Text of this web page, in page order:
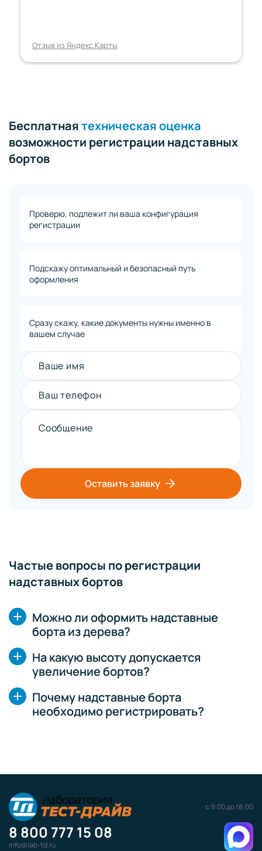
Отзыв из Яндекс.Карты
Бесплатнаятехническая оценка
возможности регистрации надставных
бортов
Проверю, подлежит ли ваша конфигурация
регистрации
Подскажу оптимальный и безопасный путь
оформления
Сразу скажу, какие документы нужны именно в
вашем случае
Ваше имя
Ваш телефон
Сообщение
Оставить заявку
Частые вопросы по регистрации
надставных бортов
Можно ли оформить надставные
борта из дерева?
На какую высоту допускается
увеличение бортов?
Почему надставные борта
необходимо регистрировать?
с 9:00 до 18:00
8 800 777 15 08
info@lab-td.ru